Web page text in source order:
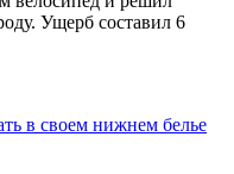
Ущерб составил 6
в своем нижнем белье